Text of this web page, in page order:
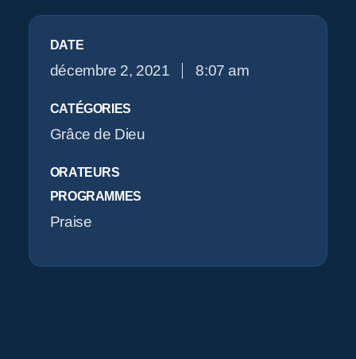
DATE
décembre 2, 2021 8:07 am
CATÉGORIES
Grâce de Dieu
ORATEURS
PROGRAMMES
Praise